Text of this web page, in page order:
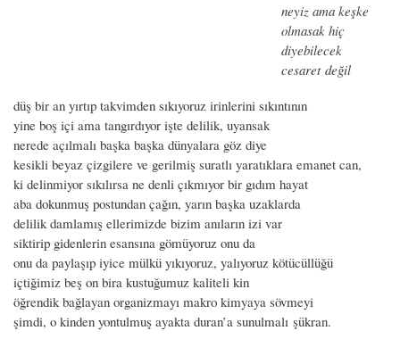
neyiz ama keşke
olmasak hiç
diyebilecek
cesaret değil
düş bir an yırtıp takvimden sıkıyoruz irinlerini sıkıntının
yine boş içi ama tangırdıyor işte delilik, uyansak
nerede açılmalı başka başka dünyalara göz diye
kesikli beyaz çizgilere ve gerilmiş suratlı yaratıklara emanet can,
ki delinmiyor sıkılırsa ne denli çıkmıyor bir gıdım hayat
aba dokunmuş postundan çağın, yarın başka uzaklarda
delilik damlamış ellerimizde bizim anıların izi var
siktirip gidenlerin esansına gömüyoruz onu da
onu da paylaşıp iyice mülkü yıkıyoruz, yalıyoruz kötücüllüğü
içtiğimiz beş on bira kustuğumuz kaliteli kin
öğrendik bağlayan organizmayı makro kimyaya sövmeyi
şimdi, o kinden yontulmuş ayakta duran’a sunulmalı şükran.